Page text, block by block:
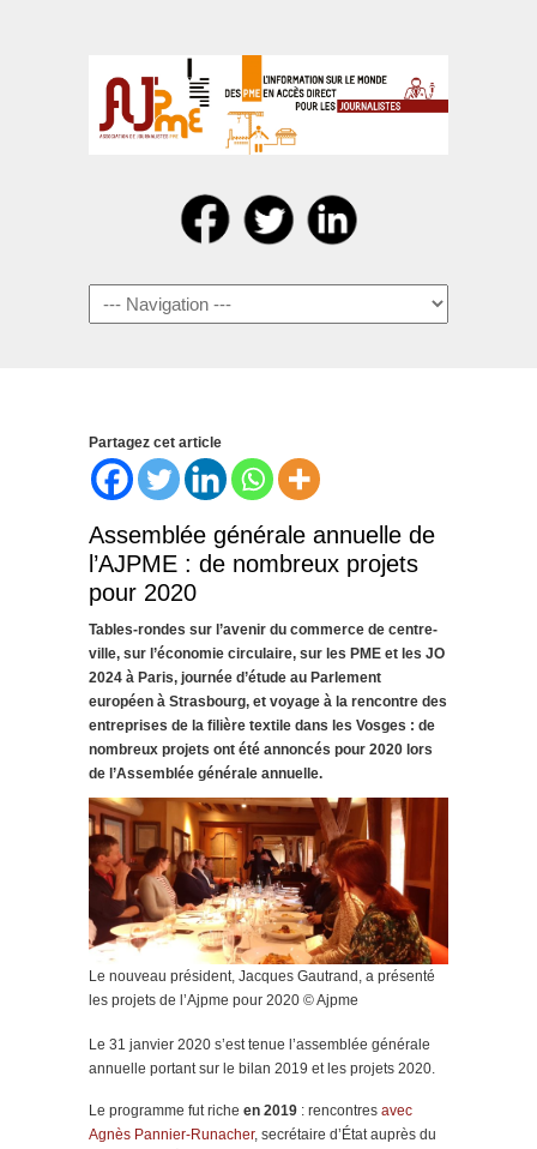
Navigation
Partagez cet article
Assemblée générale annuelle de
l’AJPME : de nombreux projets
pour 2020
Tables-rondes sur l’avenir du commerce de centre-
ville, sur l’économie circulaire, sur les PME et les JO
2024 à Paris, journée d’étude au Parlement
européen à Strasbourg, et voyage à la rencontre des
entreprises de la filière textile dans les Vosges : de
nombreux projets ont été annoncés pour 2020 lors
de l’Assemblée générale annuelle.
Le nouveau président, Jacques Gautrand, a présenté
les projets de l’Ajpme pour 2020 © Ajpme
Le 31 janvier 2020 s’est tenue l’assemblée générale
annuelle portant sur le bilan 2019 et les projets 2020.
Le programme fut riche en 2019 : rencontres avec
Agnès Pannier-Runacher, secrétaire d’État auprès du